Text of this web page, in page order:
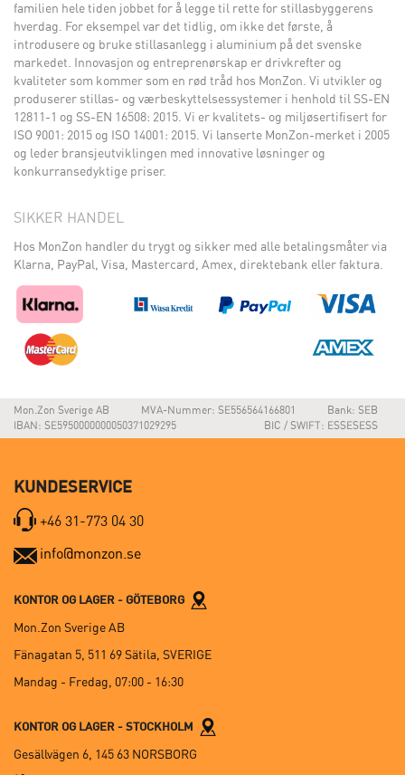
familien hele tiden jobbet for å legge til rette for stillasbyggerens
hverdag. For eksempel var det tidlig, om ikke det første, å
introdusere og bruke stillasanlegg i aluminium på det svenske
markedet. Innovasjon og entreprenørskap er drivkrefter og
kvaliteter som kommer som en rød tråd hos MonZon. Vi utvikler og
produserer stillas- og værbeskyttelsessystemer i henhold til SS-EN
12811-1 og SS-EN 16508: 2015. Vi er kvalitets- og miljøsertifisert for
ISO 9001: 2015 og ISO 14001: 2015. Vi lanserte MonZon-merket i 2005
og leder bransjeutviklingen med innovative løsninger og
konkurransedyktige priser.
SIKKER HANDEL
Hos MonZon handler du trygt og sikker med alle betalingsmåter via
Klarna, PayPal, Visa, Mastercard, Amex, direktebank eller faktura.
Mon.Zon Sverige AB MVA-Nummer: SE556564166801
Bank: SEB
IBAN: SE5950000000050371029295
BIC / SWIFT: ESSESESS
KUNDESERVICE
+46 31-773 04 30
info@monzon.se
KONTOR OG LAGER - GÖTEBORG
Mon.Zon Sverige AB
Fänagatan 5, 511 69 Sätila, SVERIGE
Mandag - Fredag, 07:00 - 16:30
KONTOR OG LAGER - STOCKHOLM
Gesällvägen 6, 145 63 NORSBORG